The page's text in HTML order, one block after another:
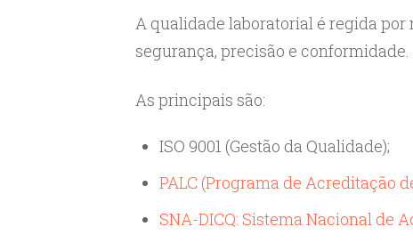
A qualidade laboratorial é regida
segurança, precisão e conformidade.
As principais são:
ISO 9001 (Gestão da Qualidade);
PALC (Programa de Acreditação
SNA-DICQ: Sistema Nacional de